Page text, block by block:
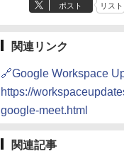
ポスト リスト
関連リンク
🔗Google Workspace
https://
google-meet.html
関連記事